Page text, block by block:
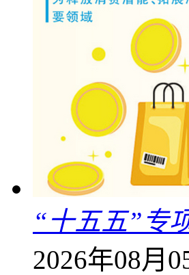
“十五五”专
2026年08月